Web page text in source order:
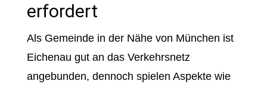
erfordert
Als Gemeinde in der Nähe von München ist
Eichenau gut an das Verkehrsnetz
angebunden, dennoch spielen Aspekte wie